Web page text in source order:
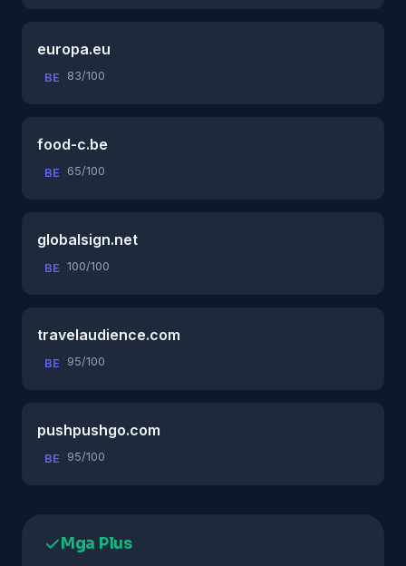
europa.eu
BE 83/100
food-c.be
BE 65/100
globalsign.net
BE 100/100
travelaudience.com
BE 95/100
pushpushgo.com
BE 95/100
Mga Plus